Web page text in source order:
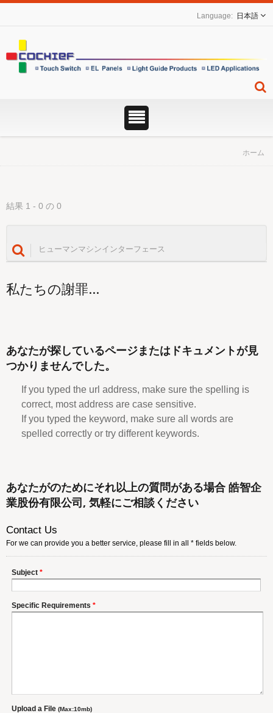
日本語
ホーム
結果 1 - 0 の 0
私たちの謝罪...
あなたが探しているページまたはドキュメントが見
つかりませんでした。
If you typed the url address, make sure the spelling is
correct, most address are case sensitive.
If you typed the keyword, make sure all words are
spelled correctly or try different keywords.
あなたがのためにそれ以上の質問がある場合 皓智企
業股份有限公司, 気軽にご相談ください